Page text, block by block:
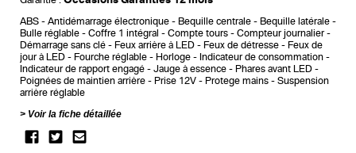
ABS Antidémarrage électronique Bequille centrale
Bequille latérale
Bulle réglable
Coffre 1 intégral Compte tours
Compteur journalier
Démarrage sans clé
Feux arrière à LED Feux de détresse
Feux de
jour à LED
Fourche réglable Horloge
Indicateur de consommation
Indicateur de rapport engagé
Jauge à essence
Phares avant LED
Poignées de maintien arrière
Prise 12V Protege mains
Suspension
arrière réglable
Voir la fiche détaillée